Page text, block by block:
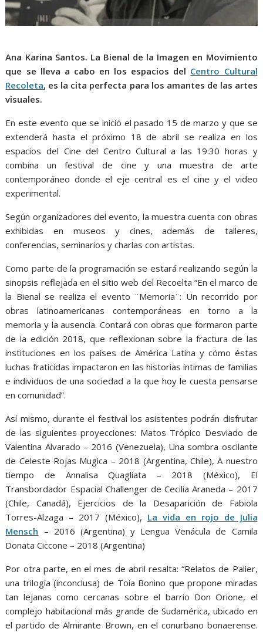
Ana Karina Santos. La Bienal de la Imagen en Movimiento
que se lleva a cabo en los espacios del Centro Cultural
Recoleta, es la cita perfecta para los amantes de las artes
visuales.
En este evento que se inició el pasado 15 de marzo y que se
extenderá hasta el próximo 18 de abril se realiza en los
espacios del Cine del Centro Cultural a las 19:30 horas y
combina un festival de cine y una muestra de arte
contemporáneo donde el eje central es el cine y el video
experimental.
Según organizadores del evento, la muestra cuenta con obras
exhibidas en museos y cines, además de talleres,
conferencias, seminarios y charlas con artistas.
Como parte de la programación se estará realizando según la
sinopsis reflejada en el sitio web del Recoelta “En el marco de
la Bienal se realiza el evento ¨Memoria¨: Un recorrido por
obras latinoamericanas contemporáneas en torno a la
memoria y la ausencia. Contará con obras que formaron parte
de la edición 2018, que reflexionan sobre la fractura de las
instituciones en los países de América Latina y cómo éstas
luchas fraticidas impactaron en las historias íntimas de familias
e individuos de una sociedad a la que hoy le cuesta pensarse
en comunidad”.
Así mismo, durante el festival los asistentes podrán disfrutar
de las siguientes proyecciones: Matos Trópico Desviado de
Valentina Alvarado – 2016 (Venezuela), Una sombra oscilante
de Celeste Rojas Mugica – 2018 (Argentina, Chile), A nuestro
tiempo de Annalisa Quagliata – 2018 (México), El
Transbordador Espacial Challenger de Cecilia Araneda – 2017
(Chile, Canadá), Ejercicios de la Desaparición de Fabiola
Torres-Alzaga – 2017 (México), La vida en rojo de Julia
Mensch – 2016 (Argentina) y Lengua Venácula de Camila
Donata Ciccone – 2018 (Argentina)
Por otra parte, en el mes de abril resalta: “Relatos de Palier,
una trilogía (inconclusa) de Toia Bonino que propone miradas
tan lejanas como cercanas sobre el barrio Don Orione, el
complejo habitacional más grande de Sudamérica, ubicado en
el partido de Almirante Brown, en el conurbano bonaerense.